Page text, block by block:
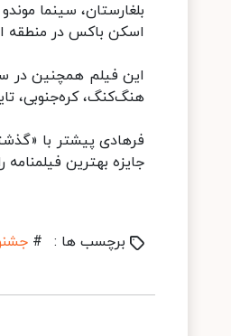
بلغارستان، سینما
اسکن باکس در منطقه
این فیلم همچنین در
هنگ‌کنگ، کره‌جنوبی،
جایزه بهترین
برچسب ها : #